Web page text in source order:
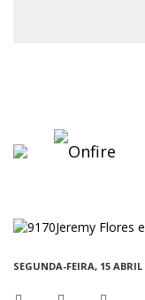
SEGUNDA-FEIRA, 15 ABRIL